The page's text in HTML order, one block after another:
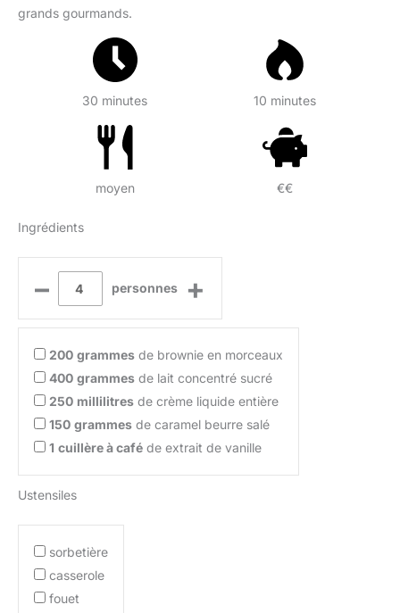
grands gourmands.
30 minutes 10 minutes
moyen €€
Ingrédients
– personnes +
200 grammes de brownie en morceaux
400 grammes de lait concentré sucré
250 millilitres de crème liquide entière
150 grammes de caramel beurre salé
1 cuillère à café de extrait de vanille
Ustensiles
sorbetière
casserole
fouet